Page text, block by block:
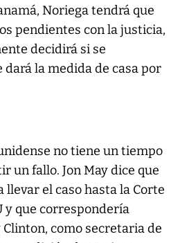
Noriega tendrá que
pendientes con la justicia,
decidirá si se
dará la medida de casa por
no tiene un tiempo
un fallo. Jon May dice que
llevar el caso hasta la Corte
y que correspondería
como secretaria de